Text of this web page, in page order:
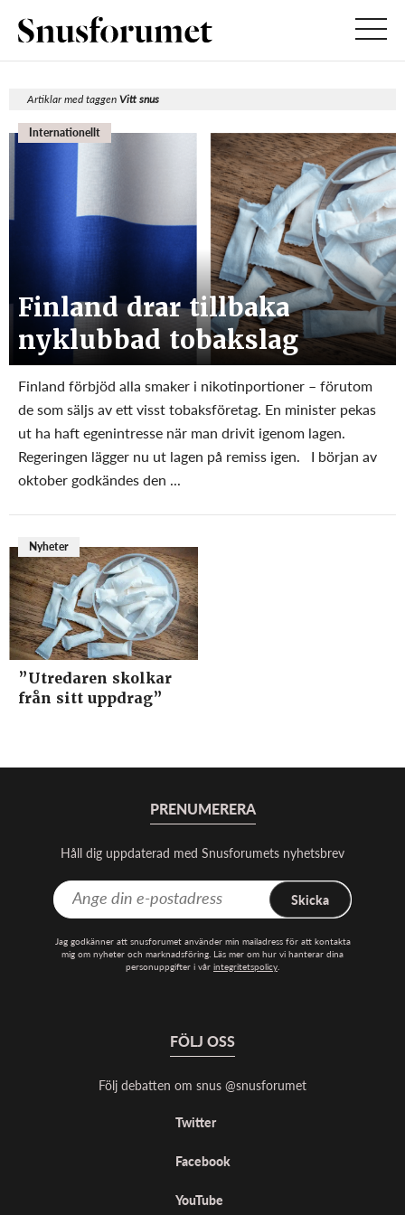
Artiklar med taggenVitt snus
Internationellt
Finland drar tillbaka
nyklubbad tobakslag
Finland förbjöd alla smaker i nikotinportioner – förutom
de som säljs av ett visst tobaksföretag. En minister pekas
ut ha haft egenintresse när man drivit igenom lagen.
Regeringen lägger nu ut lagen på remiss igen. I början av
oktober godkändes den ...
Nyheter
”Utredaren skolkar
från sitt uppdrag”
PRENUMERERA
Håll dig uppdaterad med Snusforumets nyhetsbrev
Skicka
Jag godkänner att snusforumet använder min mailadress för att kontakta
mig om nyheter och marknadsföring. Läs mer om hur vi hanterar dina
personuppgifter i vår integritetspolicy.
FÖLJ OSS
Följ debatten om snus @snusforumet
Twitter
Facebook
YouTube